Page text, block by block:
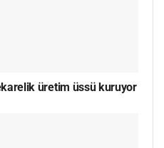
üretim üssü kuruyor